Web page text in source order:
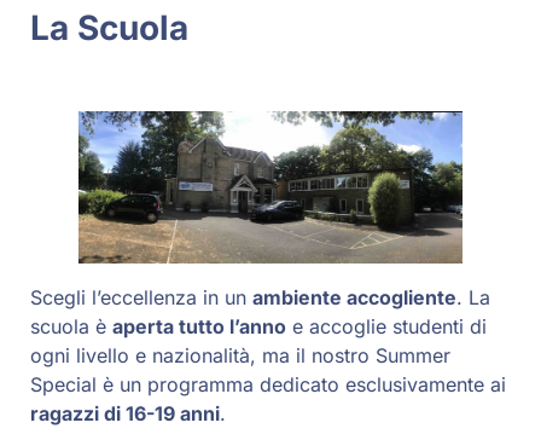
La Scuola
Scegli l’eccellenza in un ambiente accogliente. La
scuola è aperta tutto l’anno e accoglie studenti di
ogni livello e nazionalità, ma il nostro Summer
Special è un programma dedicato esclusivamente ai
ragazzi di 16-19 anni.